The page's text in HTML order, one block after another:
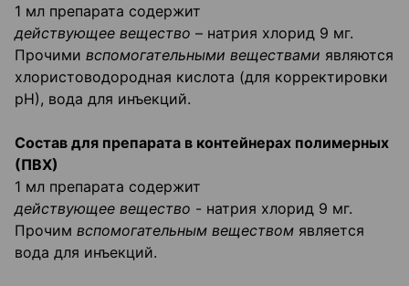
1 мл препарата содержит
действующее вещество – натрия хлорид 9 мг.
Прочими вспомогательными веществами являются
хлористоводородная кислота (для корректировки
рН), вода для инъекций.
Состав для препарата в контейнерах полимерных
(ПВХ)
1 мл препарата содержит
действующее вещество - натрия хлорид 9 мг.
Прочим вспомогательным веществом является
вода для инъекций.